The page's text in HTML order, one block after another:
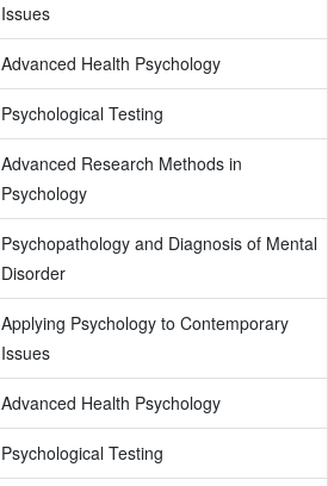
Issues
Advanced Health Psychology
Psychological Testing
Advanced Research Methods in
Psychology
Psychopathology and Diagnosis of Mental
Disorder
Applying Psychology to Contemporary
Issues
Advanced Health Psychology
Psychological Testing